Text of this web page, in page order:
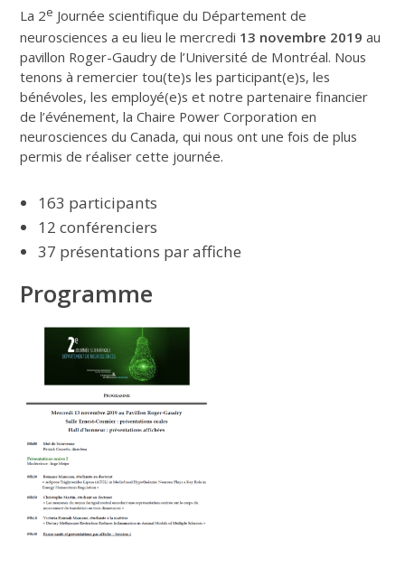
La 2e Journée scientifique du Département de
neurosciences a eu lieu le mercredi 13 novembre 2019 au
pavillon Roger-Gaudry de l’Université de Montréal. Nous
tenons à remercier tou(te)s les participant(e)s, les
bénévoles, les employé(e)s et notre partenaire financier
de l’événement, la Chaire Power Corporation en
neurosciences du Canada, qui nous ont une fois de plus
permis de réaliser cette journée.
163 participants
12 conférenciers
37 présentations par affiche
Programme